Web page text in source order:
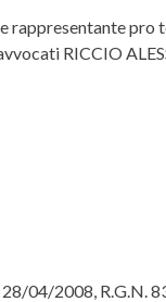
rappresentante
RICCIO
04/2008, R.G.N.